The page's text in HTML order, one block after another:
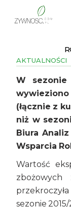
AKTUALNOŚCI
W sezonie
(łącznie z
niż w
Biura
Wsparcia
Wartość
zbożowych
sezonie 2015/